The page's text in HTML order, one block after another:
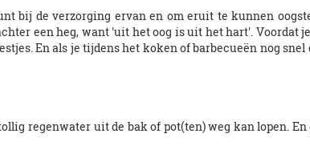
bij de verzorging ervan en om eruit te kunnen
een heg, want 'uit het oog is uit het hart'. Voordat
En als je tijdens het koken of barbecueën nog
regenwater uit de bak of pot(ten) weg kan lopen.